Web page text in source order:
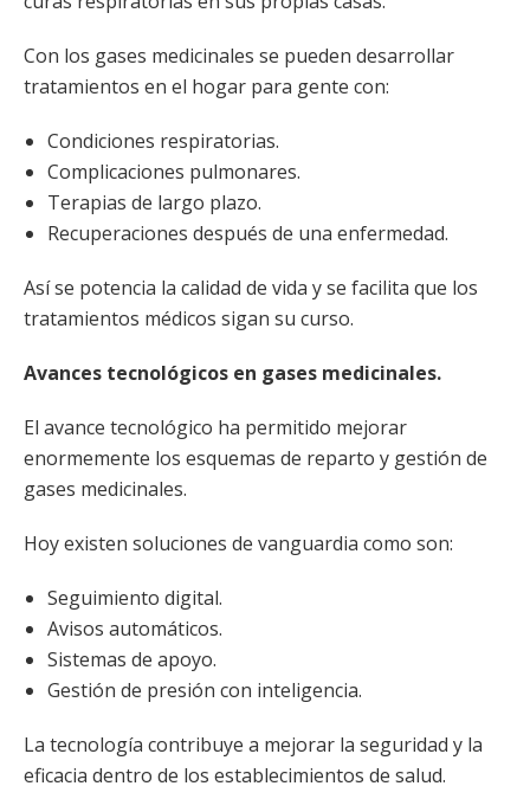
Con los gases medicinales se pueden desarrollar
tratamientos en el hogar para gente con:
Condiciones respiratorias.
Complicaciones pulmonares.
Terapias de largo plazo.
Recuperaciones después de una enfermedad.
Así se potencia la calidad de vida y se facilita que los
tratamientos médicos sigan su curso.
Avances tecnológicos en gases medicinales.
El avance tecnológico ha permitido mejorar
enormemente los esquemas de reparto y gestión de
gases medicinales.
Hoy existen soluciones de vanguardia como son:
Seguimiento digital.
Avisos automáticos.
Sistemas de apoyo.
Gestión de presión con inteligencia.
La tecnología contribuye a mejorar la seguridad y la
eficacia dentro de los establecimientos de salud.